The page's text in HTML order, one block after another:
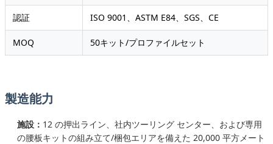
認証 ISO 9001、ASTM E84、SGS、CE
MOQ 50キット/プロファイルセット
製造能力
施設： 12 の押出ライン、社内ツーリング センター、および専用
の腰板キットの組み立て/梱包エリアを備えた 20,000 平方メート